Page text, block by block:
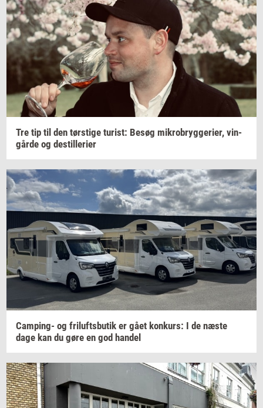
Tre tip til den tørsti­ge turist: Besøg mi­kro­bryg­ge­ri­er, vin­
går­de og destil­le­ri­er
Camping-​ og fril­ufts­bu­tik er gået kon­kurs: I de næste
dage kan du gøre en god han­del